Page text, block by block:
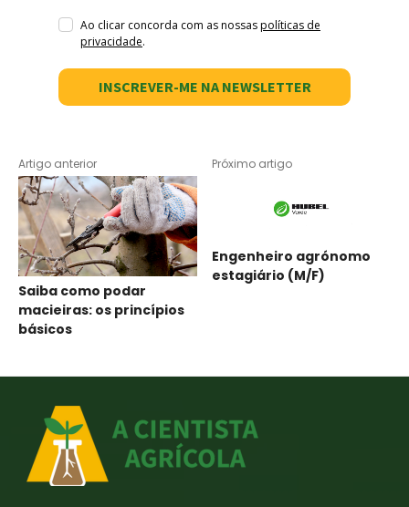
Ao clicar concorda com as nossaspolíticas de
privacidade.
INSCREVER-ME NA NEWSLETTER
Artigo anterior
Saiba como podar
macieiras: os princípios
básicos
Próximo artigo
Engenheiro agrónomo
estagiário (M/F)